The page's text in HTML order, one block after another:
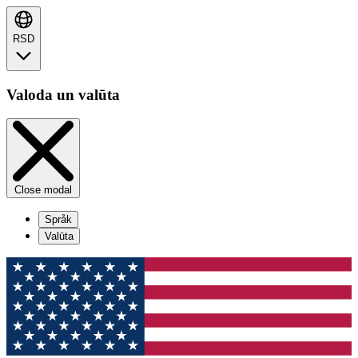
RSD
Valoda un valūta
Close modal
Språk
Valūta